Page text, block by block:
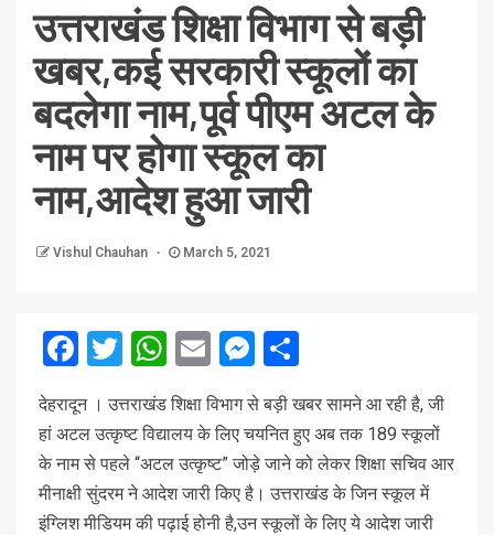
उत्तराखंड शिक्षा विभाग से बड़ी
खबर,कई सरकारी स्कूलों का
बदलेगा नाम,पूर्व पीएम अटल के
नाम पर होगा स्कूल का
नाम,आदेश हुआ जारी
Vishul Chauhan March 5, 2021
Facebook
Twitter
WhatsApp
EmailMessenger
देहरादून । उत्तराखंड शिक्षा विभाग से बड़ी खबर सामने आ रही है, जी
हां अटल उत्कृष्ट विद्यालय के लिए चयनित हुए अब तक 189 स्कूलों
के नाम से पहले “अटल उत्कृष्ट” जोड़े जाने को लेकर शिक्षा सचिव आर
मीनाक्षी सुंदरम ने आदेश जारी किए है। उत्तराखंड के जिन स्कूल में
इंग्लिश मीडियम की पढ़ाई होनी है,उन स्कूलों के लिए ये आदेश जारी